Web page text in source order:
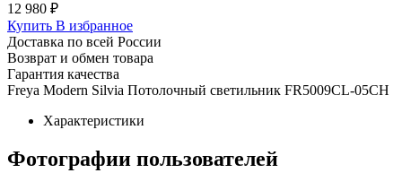
12 980 ₽
Купить В избранное
Доставка по всей России
Возврат и обмен товара
Гарантия качества
Freya Modern Silvia Потолочный светильник FR5009CL-05CH
Характеристики
Фотографии пользователей